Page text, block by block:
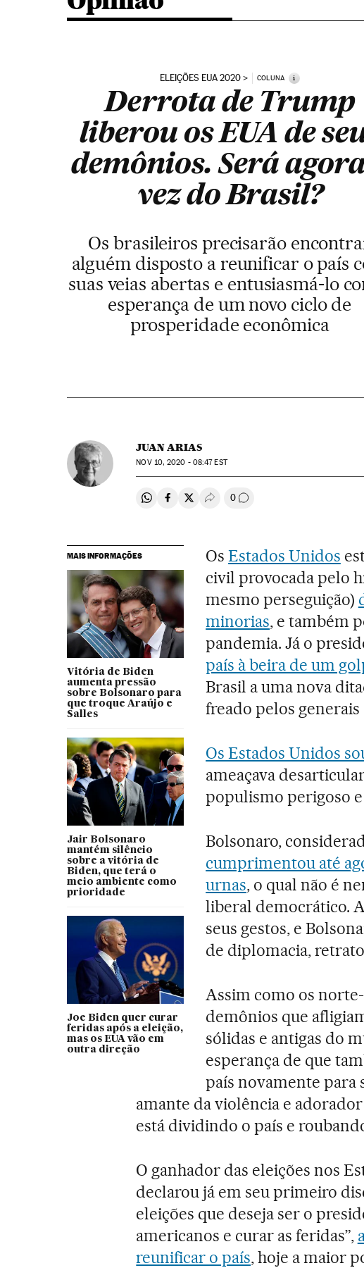
ELEIÇÕES EUA 2020 COLUNA i
Derrota de Trump
liberou os EUA de
demônios. Será
vez do Brasil?
Os brasileiros precisarão
alguém disposto a reunificar o país
suas veias abertas e entusiasmá-lo
esperança de um novo ciclo de
prosperidade econômica
JUAN ARIAS
NOV10, 2020 - 08:47EST
Compartir en Whatsapp
Compartir en Facebook
Compartir en Twitter
Desplegar Redes Sociales
0 Comentários
MAIS INFORMAÇÕES
Vitória de Biden
aumenta pressão
sobre Bolsonaro para
que troque Araújo e
Salles
Jair Bolsonaro
mantém silêncio
sobre a vitória de
Biden, que terá o
meio ambiente como
prioridade
Joe Biden quer curar
feridas após a eleição,
mas os EUA vão em
outra direção
OsEstados Unidos
civil provocada pelo
mesmo perseguição)
minorias, e também
pandemia. Já o
país à beira de um
Brasil a uma nova
freado pelos
Os Estados Unidos
ameaçava
populismo perigoso
Bolsonaro,
cumprimentou até
urnas, o qual não é
liberal democrático.
seus gestos, e
de diplomacia,
Assim como os
demônios que
sólidas e antigas do
esperança de que
país novamente para
amante da violência e
está dividindo o país e
O ganhador das eleições nos
declarou já em seu primeiro
eleições que deseja ser o
americanos e curar as feridas”,
reunificar o país, hoje a maior